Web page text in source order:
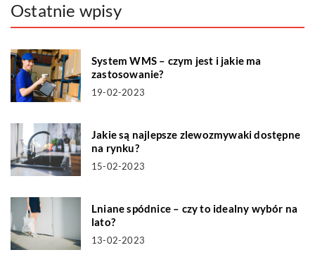
Ostatnie wpisy
System WMS – czym jest i jakie ma
zastosowanie?
19-02-2023
Jakie są najlepsze zlewozmywaki dostępne
na rynku?
15-02-2023
Lniane spódnice – czy to idealny wybór na
lato?
13-02-2023